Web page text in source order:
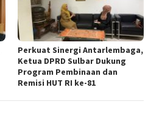
Perkuat Sinergi Antarlembaga,
Ketua DPRD Sulbar Dukung
Program Pembinaan dan
Remisi HUT RI ke-81